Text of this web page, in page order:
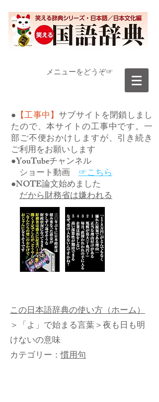
​メニューをどうぞ☞
● 【工事中】サブサイトを閉鎖しまし
たので、本サイトの工事中です。一
部ご不便おかけしますが、引き続き
ご利用をお願いします
●YouTubeチャンネル
ショート動画 ☞こちら
●NOTE論文始めました
だから財務省は嫌われる
この日本語辞典の使い方（ホーム）
＞ 「よ」で始まる言葉＞夜も日も明
けないの意味
カテゴリー：慣用句